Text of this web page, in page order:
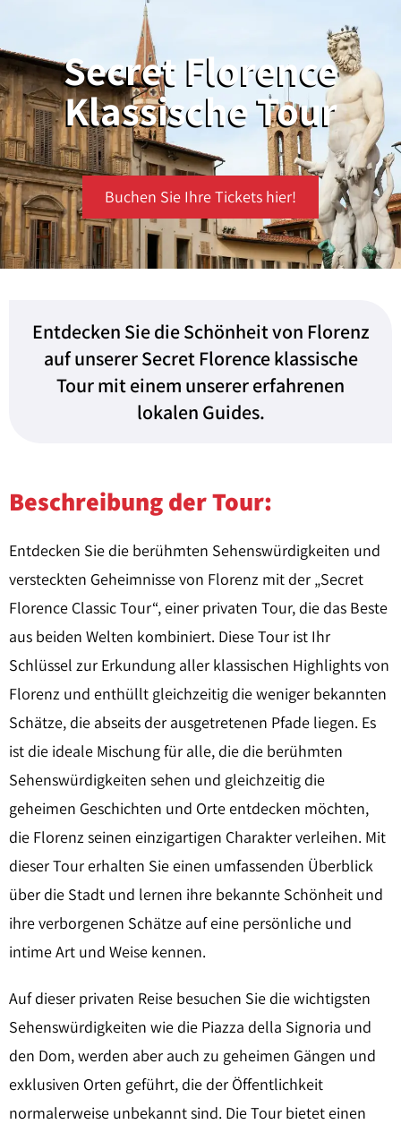
Secret Florence
Klassische Tour
Buchen Sie Ihre Tickets hier!
Entdecken Sie die Schönheit von Florenz
auf unserer Secret Florence klassische
Tour mit einem unserer erfahrenen
lokalen Guides.
Beschreibung der Tour:
Entdecken Sie die berühmten Sehenswürdigkeiten und
versteckten Geheimnisse von Florenz mit der „Secret
Florence Classic Tour“, einer privaten Tour, die das Beste
aus beiden Welten kombiniert. Diese Tour ist Ihr
Schlüssel zur Erkundung aller klassischen Highlights von
Florenz und enthüllt gleichzeitig die weniger bekannten
Schätze, die abseits der ausgetretenen Pfade liegen. Es
ist die ideale Mischung für alle, die die berühmten
Sehenswürdigkeiten sehen und gleichzeitig die
geheimen Geschichten und Orte entdecken möchten,
die Florenz seinen einzigartigen Charakter verleihen. Mit
dieser Tour erhalten Sie einen umfassenden Überblick
über die Stadt und lernen ihre bekannte Schönheit und
ihre verborgenen Schätze auf eine persönliche und
intime Art und Weise kennen.
Auf dieser privaten Reise besuchen Sie die wichtigsten
Sehenswürdigkeiten wie die Piazza della Signoria und
den Dom, werden aber auch zu geheimen Gängen und
exklusiven Orten geführt, die der Öffentlichkeit
normalerweise unbekannt sind. Die Tour bietet einen